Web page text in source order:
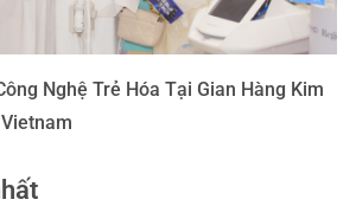
Nghệ Trẻ Hóa Tại Gian Hàng Kim